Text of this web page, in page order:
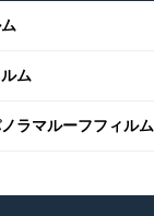
ム
ラマルーフフィルム